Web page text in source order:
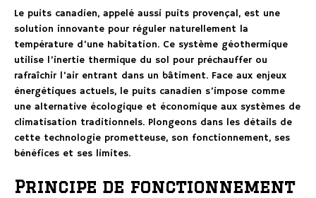
Le puits canadien, appelé aussi puits provençal, est une
solution innovante pour réguler naturellement la
température d’une habitation. Ce système géothermique
utilise l’inertie thermique du sol pour préchauffer ou
rafraîchir l’air entrant dans un bâtiment. Face aux enjeux
énergétiques actuels, le puits canadien s’impose comme
une alternative écologique et économique aux systèmes de
climatisation traditionnels. Plongeons dans les détails de
cette technologie prometteuse, son fonctionnement, ses
bénéfices et ses limites.
Principe de fonctionnement